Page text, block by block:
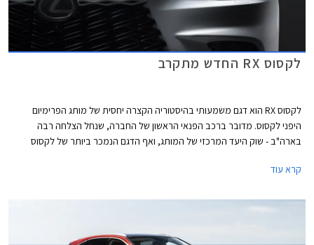
לקסוס RX החדש מתקרב
לקסוס RX הוא דגם משמעותי בהיסטוריה הקצרה יחסית של מותג הפרימיום
היפני לקסוס. מדובר ברכב הפנאי הראשון של החברה, שנחל הצלחה רבה
בארה"ב - שוק היעד המרכזי של המותג, ואף הדגם הנמכר ביותר של לקסוס
היברידית שהפכה למזוהה כל כך עם המותג.
קרא עוד